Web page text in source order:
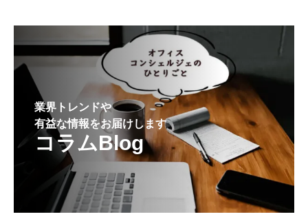
業界トレンドや
有益な情報をお届けします
コラムBlog